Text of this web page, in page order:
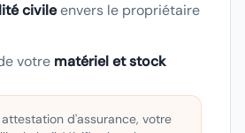
civileenvers le propriétaire
votre matériel et stock
d'assurance, votre